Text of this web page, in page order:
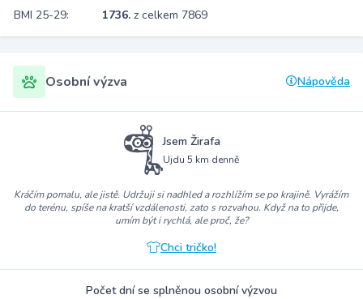
BMI 25-29:
1736. z celkem 7869
Osobní výzva Nápověda
Jsem Žirafa
Ujdu 5 km denně
Kráčím pomalu, ale jistě. Udržuji si nadhled a rozhlížím se po krajině. Vyrážím
do terénu, spíše na kratší vzdálenosti, zato s rozvahou. Když na to přijde,
umím být i rychlá, ale proč, že?
Chci tričko!
Počet dní se splněnou osobní výzvou